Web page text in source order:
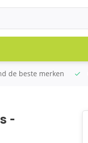
de beste merken
-